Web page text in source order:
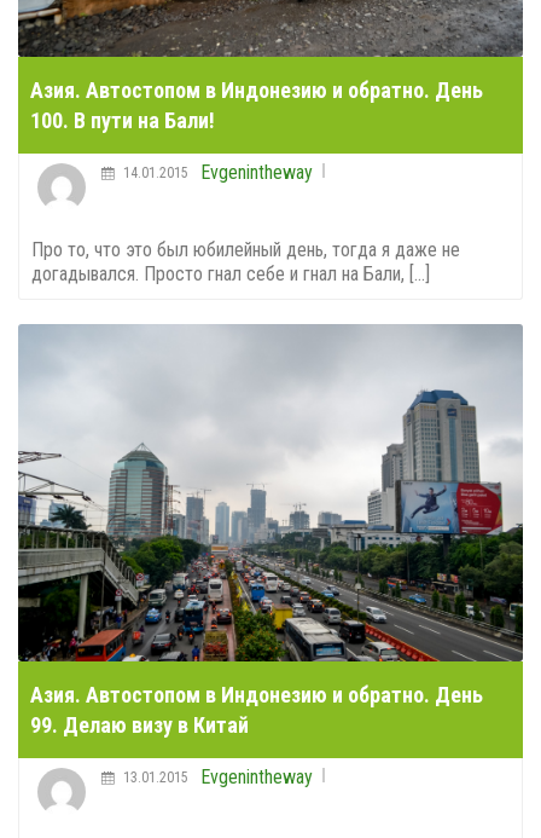
Азия. Автостопом в Индонезию и обратно. День
100. В пути на Бали!
Evgenintheway
14.01.2015
Про то, что это был юбилейный день, тогда я даже не
догадывался. Просто гнал себе и гнал на Бали, [...]
Азия. Автостопом в Индонезию и обратно. День
99. Делаю визу в Китай
Evgenintheway
13.01.2015